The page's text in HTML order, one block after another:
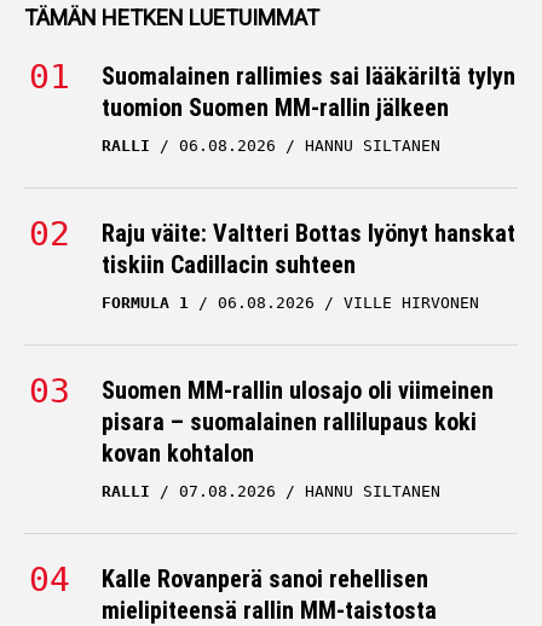
TÄMÄN HETKEN LUETUIMMAT
Suomalainen rallimies sai lääkäriltä tylyn
tuomion Suomen MM-rallin jälkeen
RALLI 06.08.2026 HANNU SILTANEN
Raju väite: Valtteri Bottas lyönyt hanskat
tiskiin Cadillacin suhteen
FORMULA 1 06.08.2026 VILLE HIRVONEN
Suomen MM-rallin ulosajo oli viimeinen
pisara – suomalainen rallilupaus koki
kovan kohtalon
RALLI 07.08.2026 HANNU SILTANEN
Kalle Rovanperä sanoi rehellisen
mielipiteensä rallin MM-taistosta